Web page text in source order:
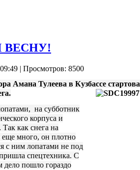
| Просмотров: 8500
Амана Тулеева в Кузбассе
на субботник
корпуса и
как снега на
еще много, он плотно
с ним лопатами не под
спецтехника. С
дело пошло гораздо